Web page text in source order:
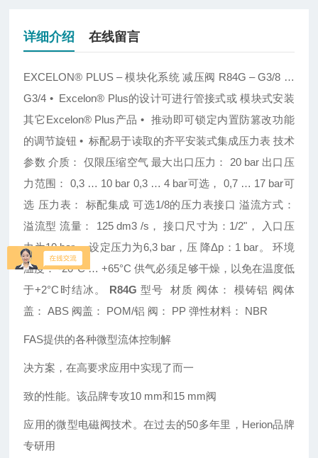
详细介绍 在线留言
EXCELON® PLUS –模块化系统减压阀 R84G – G3/8 …
G3/4 • Excelon® Plus的设计可进行管接式或 模块式安装
其它Excelon® Plus产品• 推动即可锁定内置防篡改功能
的调节旋钮•标配易于读取的齐平安装式集成压力表 技术
参数介质： 仅限压缩空气最大出口压力： 20 bar 出口压
力范围： 0,3 … 10 bar 0,3 … 4 bar可选， 0,7 … 17 bar可
选 压力表： 标配集成 可选1/8的压力表接口溢流方式：
溢流型流量： 125 dm3 /s ， 接口尺寸为： 1/2" ， 入口压
力为10 bar， 设定压力为6,3 bar ，压 降Δp ： 1 bar。环境
温度：-20°C … +65°C供气必须足够干燥，以免在温度低
于+2°C时结冰。 R84G 型号 材质 阀体：模铸铝 阀体
盖：ABS 阀盖： POM/铝 阀： PP弹性材料： NBR
FAS提供的各种微型流体控制解
决方案，在高要求应用中实现了而一
致的性能。该品牌专攻10 mm和15 mm阀
应用的微型电磁阀技术。在过去的50多年里，Herion品牌
专研用